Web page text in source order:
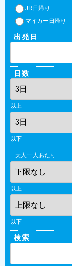
JR日帰り
マイカー日帰り
出発日
日数
以上
以下
大人一人あたり
以上
以下
検索